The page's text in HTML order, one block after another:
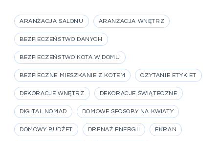
ARANŻACJA SALONU ARANŻACJA WNĘTRZ
BEZPIECZEŃSTWO DANYCH
BEZPIECZEŃSTWO KOTA W DOMU
BEZPIECZNE MIESZKANIE Z KOTEM CZYTANIE ETYKIET
DEKORACJE WNĘTRZ DEKORACJE ŚWIĄTECZNE
DIGITAL NOMAD DOMOWE SPOSOBY NA KWIATY
DOMOWY BUDŻET DRENAŻ ENERGII EKRAN